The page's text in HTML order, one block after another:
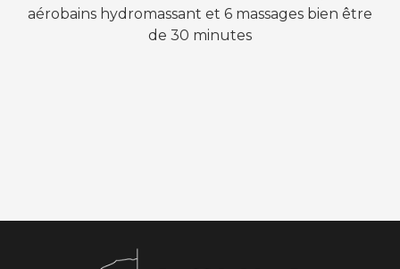
aérobains hydromassant et 6 massages bien être
de 30 minutes